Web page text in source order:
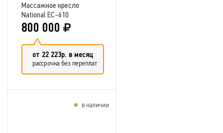
Массажное кресло
National EC-610
EVOLUTION
800 000
от 22 223р. в месяц
рассрочка без переплат
в наличии